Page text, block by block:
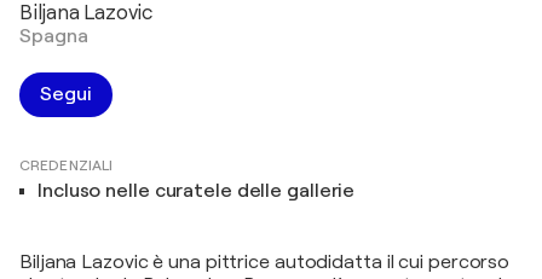
Biljana Lazovic
Spagna
Segui
CREDENZIALI
Incluso nelle curatele delle gallerie
Biljana Lazovic è una pittrice autodidatta il cui percorso